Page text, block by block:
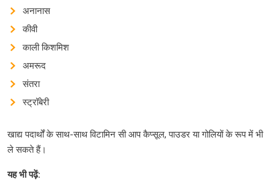
अनानास
कीवी
काली किशमिश
अमरूद
संतरा
स्ट्रॉबेरी
खाद्य पदार्थों के साथ-साथ विटामिन सी आप कैप्सूल, पाउडर या गोलियों के रूप में भी
ले सकते हैं।
यह भी पढ़ें: